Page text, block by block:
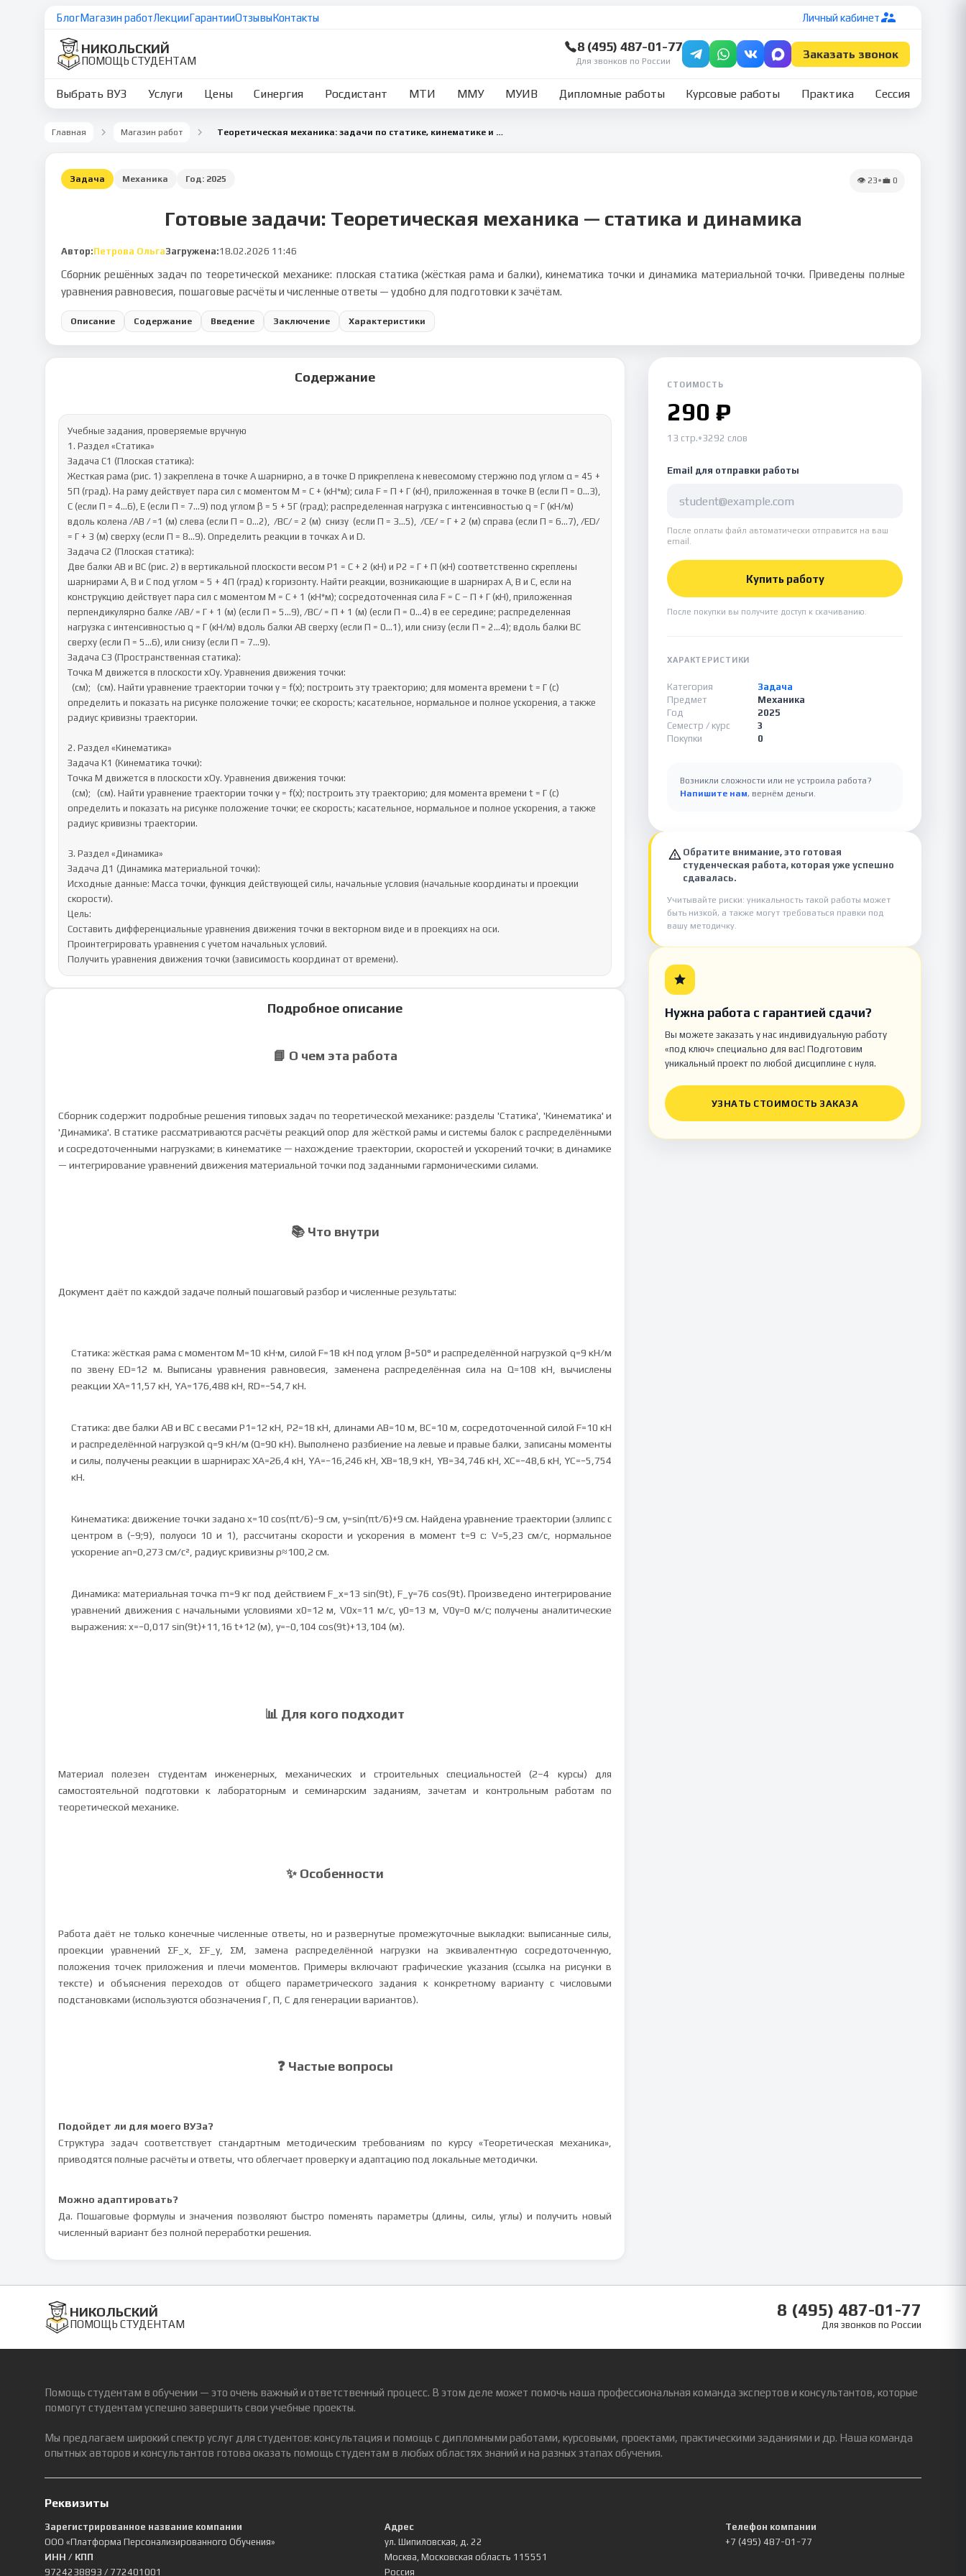
БлогМагазин работЛекцииГарантииОтзывыКонтакты Личный кабинет
НИКОЛЬСКИЙ
ПОМОЩЬ СТУДЕНТАМ
8 (495) 487-01-77
Для звонков по России
Заказать звонок
Выбрать ВУЗ Услуги Цены Синергия Росдистант МТИ ММУ МУИВ Дипломные работы Курсовые работы Практика Сессия
Главная Магазин работ Теоретическая механика: задачи по статике, кинематике и динамике
Задача Механика Год: 2025 👁 23•💼 0
Готовые задачи: Теоретическая механика — статика и динамика
Автор:Петрова ОльгаЗагружена:18.02.2026 11:46
Сборник решённых задач по теоретической механике: плоская статика (жёсткая рама и балки), кинематика точки и динамика материальной точки. Приведены полные
уравнения равновесия, пошаговые расчёты и численные ответы — удобно для подготовки к зачётам.
Описание Содержание Введение Заключение Характеристики
Содержание
Учебные задания, проверяемые вручную
1. Раздел «Статика»
Задача С1 (Плоская статика):
Жесткая рама (рис. 1) закреплена в точке А шарнирно, а в точке D прикреплена к невесомому стержню под углом α = 45 +
5П (град). На раму действует пара сил с моментом M = C + (кН*м); сила F = П + Г (кН), приложенная в точке В (если П = 0...3),
С (если П = 4...6), Е (если П = 7...9) под углом β = 5 + 5Г (град); распределенная нагрузка с интенсивностью q = Г (кН/м)
вдоль колена /АВ / =1 (м) слева (если П = 0…2),  /ВС/ = 2 (м)  снизу  (если П = 3...5),  /СЕ/ = Г + 2 (м) справа (если П = 6...7), /ЕD/
= Г + 3 (м) сверху (если П = 8...9). Определить реакции в точках А и D.
Задача С2 (Плоская статика):
Две балки АВ и ВС (рис. 2) в вертикальной плоскости весом P1 = C + 2 (кН) и Р2 = Г + П (кН) соответственно скреплены
шарнирами А, В и С под углом = 5 + 4П (град) к горизонту. Найти реакции, возникающие в шарнирах А, В и С, если на
конструкцию действует пара сил с моментом М = С + 1 (кН*м); сосредоточенная сила F = С – П + Г (кН), приложенная
перпендикулярно балке /АВ/ = Г + 1 (м) (если П = 5...9), /ВС/ = П + 1 (м) (если П = 0...4) в ее середине; распределенная
нагрузка с интенсивностью q = Г (кН/м) вдоль балки АВ сверху (если П = 0…1), или снизу (если П = 2...4); вдоль балки ВС
сверху (если П = 5…6), или снизу (если П = 7…9).
Задача С3 (Пространственная статика):
Точка М движется в плоскости хОу. Уравнения движения точки:
определить и показать на рисунке положение точки; ее скорость; касательное, нормальное и полное ускорения, а также
радиус кривизны траектории.
2. Раздел «Кинематика»
Задача К1 (Кинематика точки):
Точка М движется в плоскости хОу. Уравнения движения точки:
определить и показать на рисунке положение точки; ее скорость; касательное, нормальное и полное ускорения, а также
радиус кривизны траектории.
3. Раздел «Динамика»
Задача Д1 (Динамика материальной точки):
Исходные данные: Масса точки, функция действующей силы, начальные условия (начальные координаты и проекции
скорости).
Цель:
Составить дифференциальные уравнения движения точки в векторном виде и в проекциях на оси.
Проинтегрировать уравнения с учетом начальных условий.
Получить уравнения движения точки (зависимость координат от времени).
Подробное описание
📘 О чем эта работа
Сборник содержит подробные решения типовых задач по теоретической механике: разделы 'Статика', 'Кинематика' и
'Динамика'. В статике рассматриваются расчёты реакций опор для жёсткой рамы и системы балок с распределёнными
и сосредоточенными нагрузками; в кинематике — нахождение траектории, скоростей и ускорений точки; в динамике
— интегрирование уравнений движения материальной точки под заданными гармоническими силами.
📚 Что внутри
Документ даёт по каждой задаче полный пошаговый разбор и численные результаты:
Статика: жёсткая рама с моментом M=10 кН·м, силой F=18 кН под углом β=50° и распределённой нагрузкой q=9 кН/м
по звену ED=12 м. Выписаны уравнения равновесия, заменена распределённая сила на Q=108 кН, вычислены
реакции XA=11,57 кН, YA=176,488 кН, RD=−54,7 кН.
Статика: две балки AB и BC с весами P1=12 кН, P2=18 кН, длинами AB=10 м, BC=10 м, сосредоточенной силой F=10 кН
и распределённой нагрузкой q=9 кН/м (Q=90 кН). Выполнено разбиение на левые и правые балки, записаны моменты
и силы, получены реакции в шарнирах: XA=26,4 кН, YA=−16,246 кН, XB=18,9 кН, YB=34,746 кН, XC=−48,6 кН, YC=−5,754
кН.
Кинематика: движение точки задано x=10 cos(πt/6)−9 см, y=sin(πt/6)+9 см. Найдена уравнение траектории (эллипс с
центром в (−9;9), полуоси 10 и 1), рассчитаны скорости и ускорения в момент t=9 с: V=5,23 см/с, нормальное
ускорение an=0,273 см/с², радиус кривизны ρ≈100,2 см.
Динамика: материальная точка m=9 кг под действием F_x=13 sin(9t), F_y=76 cos(9t). Произведено интегрирование
уравнений движения с начальными условиями x0=12 м, V0x=11 м/с, y0=13 м, V0y=0 м/с; получены аналитические
выражения: x=−0,017 sin(9t)+11,16 t+12 (м), y=−0,104 cos(9t)+13,104 (м).
📊 Для кого подходит
Материал полезен студентам инженерных, механических и строительных специальностей (2–4 курсы) для
самостоятельной подготовки к лабораторным и семинарским заданиям, зачетам и контрольным работам по
теоретической механике.
✨ Особенности
Работа даёт не только конечные численные ответы, но и развернутые промежуточные выкладки: выписанные силы,
проекции уравнений ΣF_x, ΣF_y, ΣM, замена распределённой нагрузки на эквивалентную сосредоточенную,
положения точек приложения и плечи моментов. Примеры включают графические указания (ссылка на рисунки в
тексте) и объяснения переходов от общего параметрического задания к конкретному варианту с числовыми
подстановками (используются обозначения Г, П, С для генерации вариантов).
❓ Частые вопросы
Подойдет ли для моего ВУЗа?
Структура задач соответствует стандартным методическим требованиям по курсу «Теоретическая механика»,
приводятся полные расчёты и ответы, что облегчает проверку и адаптацию под локальные методички.
Можно адаптировать?
Да. Пошаговые формулы и значения позволяют быстро поменять параметры (длины, силы, углы) и получить новый
численный вариант без полной переработки решения.
СТОИМОСТЬ
290 ₽
13 стр.•3292 слов
Email для отправки работы
После оплаты файл автоматически отправится на ваш
email.
Купить работу
После покупки вы получите доступ к скачиванию.
ХАРАКТЕРИСТИКИ
Категория
Задача
Предмет
Механика
Год
2025
Семестр / курс
3
Покупки
0
Возникли сложности или не устроила работа?
Напишите нам, вернём деньги.
Обратите внимание, это готовая
студенческая работа, которая уже успешно
сдавалась.
Учитывайте риски: уникальность такой работы может
быть низкой, а также могут требоваться правки под
вашу методичку.
Нужна работа с гарантией сдачи?
Вы можете заказать у нас индивидуальную работу
«под ключ» специально для вас! Подготовим
уникальный проект по любой дисциплине с нуля.
УЗНАТЬ СТОИМОСТЬ ЗАКАЗА
НИКОЛЬСКИЙ
ПОМОЩЬ СТУДЕНТАМ
8 (495) 487-01-77
Для звонков по России
Помощь студентам в обучении — это очень важный и ответственный процесс. В этом деле может помочь наша профессиональная команда экспертов и консультантов, которые
помогут студентам успешно завершить свои учебные проекты.
Мы предлагаем широкий спектр услуг для студентов: консультация и помощь с дипломными работами, курсовыми, проектами, практическими заданиями и др. Наша команда
опытных авторов и консультантов готова оказать помощь студентам в любых областях знаний и на разных этапах обучения.
Реквизиты
Зарегистрированное название компании
ООО «Платформа Персонализированного Обучения»
ИНН / КПП
9724238893 / 772401001
Адрес
ул. Шипиловская, д. 22
Москва, Московская область 115551
Россия
Телефон компании
+7 (495) 487-01-77